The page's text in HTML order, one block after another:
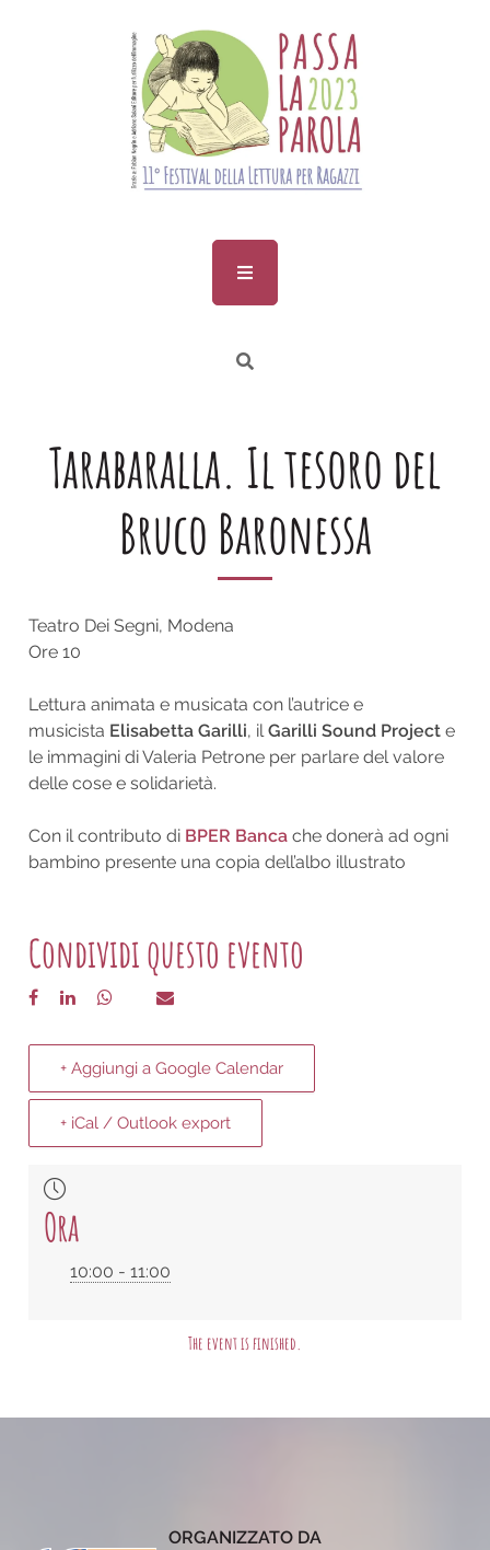
Tarabaralla. Il tesoro del
Bruco Baronessa
Teatro Dei Segni, Modena
Ore 10
Lettura animata e musicata con l’autrice e
musicista Elisabetta Garilli, ilGarilli Sound Project e
le immagini di Valeria Petrone per parlare del valore
delle cose e solidarietà.
Con il contributo di BPER Banca che donerà ad ogni
bambino presente una copia dell’albo illustrato
Condividi questo evento
+ Aggiungi a Google Calendar
+ iCal / Outlook export
Ora
10:00 - 11:00
The event is finished.
ORGANIZZATO DA